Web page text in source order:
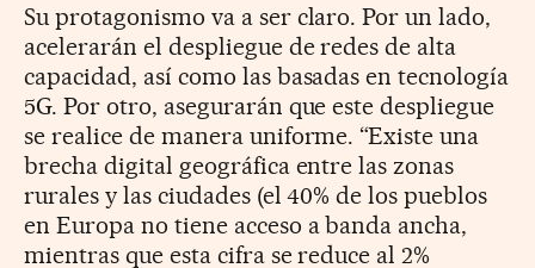
Su protagonismo va a ser claro. Por un lado,
acelerarán el despliegue de redes de alta
capacidad, así como las basadas en tecnología
5G. Por otro, asegurarán que este despliegue
se realice de manera uniforme. “Existe una
brecha digital geográfica entre las zonas
rurales y las ciudades (el 40% de los pueblos
en Europa no tiene acceso a banda ancha,
mientras que esta cifra se reduce al 2%